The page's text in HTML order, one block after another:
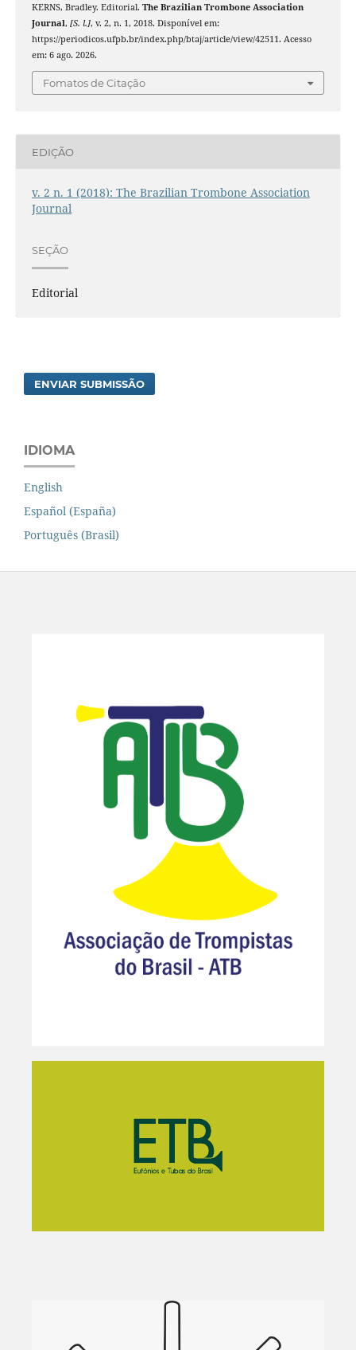
KERNS, Bradley. Editorial. The Brazilian Trombone Association
Journal, [S. l.], v. 2, n. 1, 2018. Disponível em:
https://periodicos.ufpb.br/index.php/btaj/article/view/42511. Acesso
em: 6 ago. 2026.
Fomatos de Citação
EDIÇÃO
v. 2 n. 1 (2018): The Brazilian Trombone Association
Journal
SEÇÃO
Editorial
ENVIAR SUBMISSÃO
IDIOMA
English
Español (España)
Português (Brasil)